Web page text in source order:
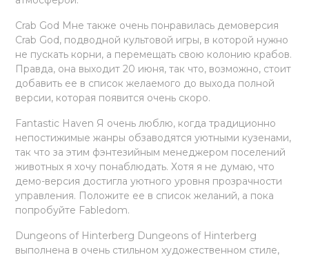
Crab God Мне также очень понравилась демоверсия
Crab God, подводной культовой игры, в которой нужно
не пускать корни, а перемещать свою колонию крабов.
Правда, она выходит 20 июня, так что, возможно, стоит
добавить ее в список желаемого до выхода полной
версии, которая появится очень скоро.
Fantastic Haven Я очень люблю, когда традиционно
непостижимые жанры обзаводятся уютными кузенами,
так что за этим фэнтезийным менеджером поселений
животных я хочу понаблюдать. Хотя я не думаю, что
демо-версия достигла уютного уровня прозрачности
управления. Положите ее в список желаний, а пока
попробуйте Fabledom.
Dungeons of Hinterberg Dungeons of Hinterberg
выполнена в очень стильном художественном стиле,